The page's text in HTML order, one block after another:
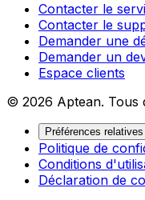
Contacter le
Contacter le
Demander une
Demander un
Espace clients
© 2026 Aptean. Tous
Préférences
Politique de
Conditions
Déclaration de